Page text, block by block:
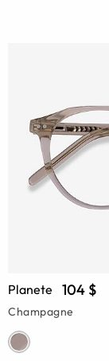
Planete 104 $
Champagne